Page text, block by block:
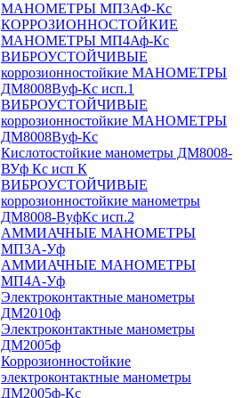
МАНОМЕТРЫ МП3АФ-Кс
КОРРОЗИОННОСТОЙКИЕ
МАНОМЕТРЫ МП4Аф-Кс
ВИБРОУСТОЙЧИВЫЕ
коррозионностойкие МАНОМЕТРЫ
ДМ8008Вуф-Кс исп.1
ВИБРОУСТОЙЧИВЫЕ
коррозионностойкие МАНОМЕТРЫ
ДМ8008Вуф-Кс
Кислотостойкие манометры ДМ8008-
ВУф Кс исп К
ВИБРОУСТОЙЧИВЫЕ
коррозионностойкие манометры
ДМ8008-ВуфКс исп.2
АММИАЧНЫЕ МАНОМЕТРЫ
МП3А-Уф
АММИАЧНЫЕ МАНОМЕТРЫ
МП4А-Уф
Электроконтактные манометры
ДМ2010ф
Электроконтактные манометры
ДМ2005ф
Коррозионностойкие
электроконтактные манометры
ДМ2005ф-Кс